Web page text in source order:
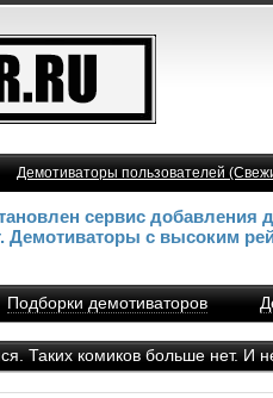
Демотиваторы пользователей
сервис добавления
Демотиваторы с высоким
Подборки демотиваторов
Таких комиков больше нет. И